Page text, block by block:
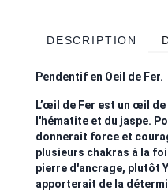
DESCRIPTION
Pendentif en Oeil de Fer.
L’œil de Fer est un œil
l'hématite et du jaspe.
donnerait force et
plusieurs chakras à la
pierre d'ancrage, plutôt
apporterait de la